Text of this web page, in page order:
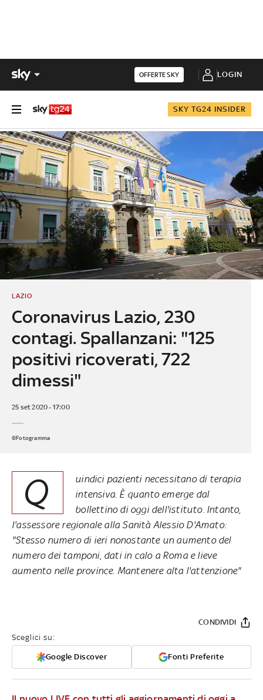
OFFERTE SKY LOGIN
SKY TG24 INSIDER
Coronavirus Lazio, 230
contagi. Spallanzani: "125
positivi ricoverati, 722
dimessi"
LAZIO
25 set 2020 - 17:00
©Fotogramma
Q
uindici pazienti necessitano di terapia
intensiva. È quanto emerge dal
bollettino di oggi dell'istituto. Intanto,
l'assessore regionale alla Sanità Alessio D'Amato:
"Stesso numero di ieri nonostante un aumento del
numero dei tamponi, dati in calo a Roma e lieve
aumento nelle province. Mantenere alta l'attenzione"
Sceglici su:
Google Discover Fonti Preferite
CONDIVIDI